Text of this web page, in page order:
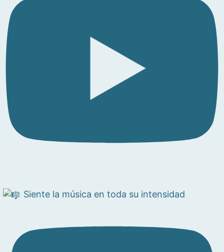
Siente la música en toda su intensidad